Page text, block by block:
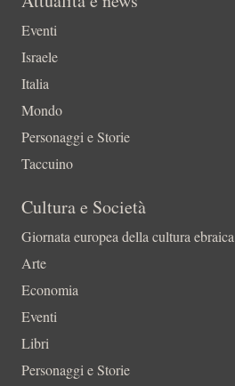
Eventi
Israele
Italia
Mondo
Personaggi e Storie
Taccuino
Cultura e Società
Giornata europea della cultura ebraica
Arte
Economia
Eventi
Libri
Personaggi e Storie